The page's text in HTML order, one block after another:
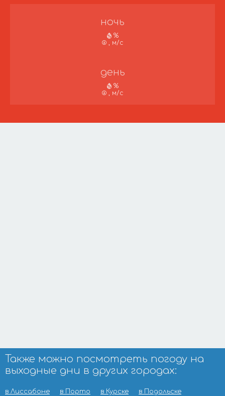
ночь
%
, м/с
день
%
, м/с
Также можно посмотреть погоду на
выходные дни в других городах:
в Лиссабоне в Порто в Курске в Подольске